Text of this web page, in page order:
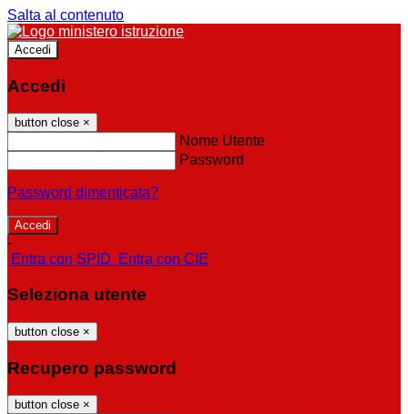
Salta al contenuto
Accedi
Accedi
button close ×
Nome Utente
Password
Password dimenticata?
-
Entra con SPID
Entra con CIE
Seleziona utente
button close ×
Recupero password
button close ×